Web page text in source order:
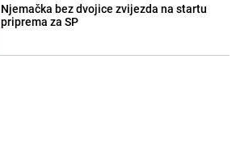
Njemačka bez dvojice zvijezda na startu
priprema za SP